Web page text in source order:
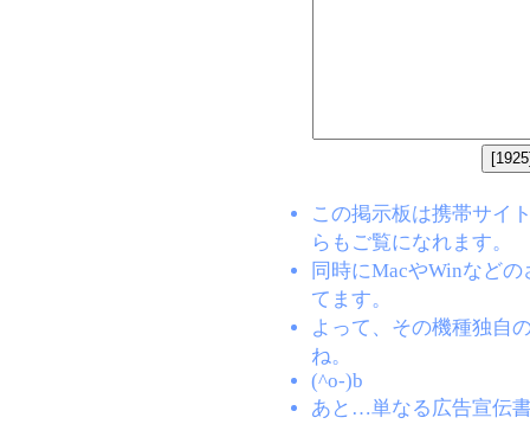
この掲示板は携帯サイ
らもご覧になれます。
同時にMacやWinなど
てます。
よって、その機種独自
ね。
(^o-)b
あと…単なる広告宣伝